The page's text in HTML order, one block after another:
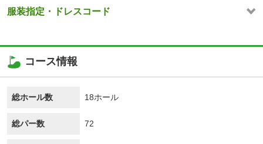
服装指定・ドレスコード
コース情報
総ホール数 18ホール
総パー数 72